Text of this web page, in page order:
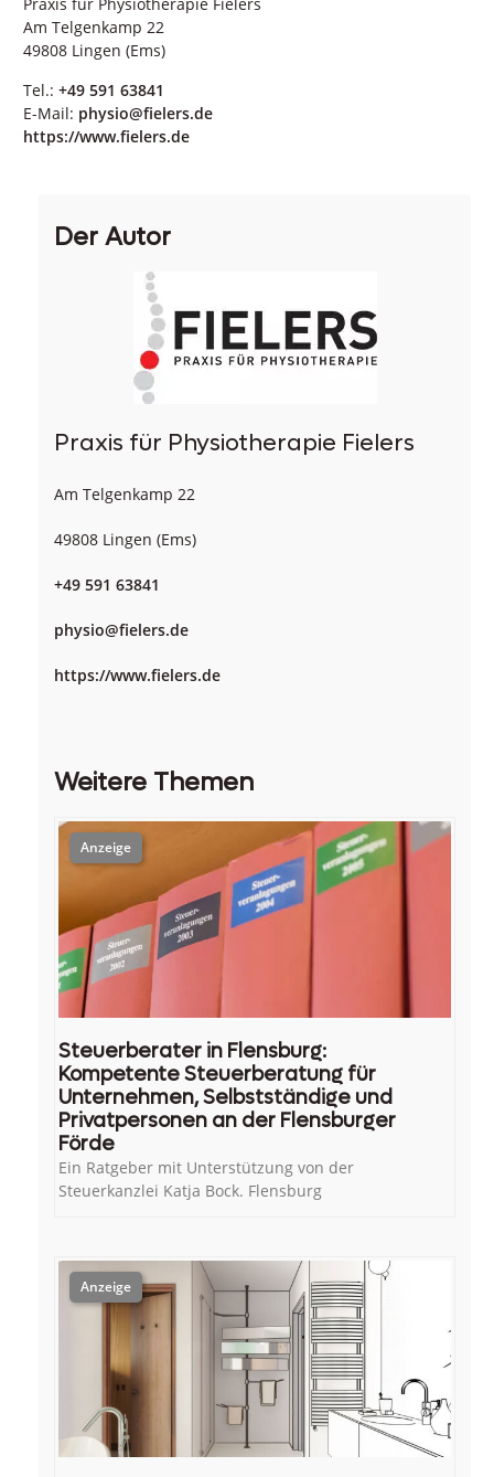
Am Telgenkamp 22
49808 Lingen (Ems)
Tel.: +49 591 63841
E-Mail: physio@fielers.de
https://www.fielers.de
Der Autor
Praxis für Physiotherapie Fielers
Am Telgenkamp 22
49808 Lingen (Ems)
+49 591 63841
physio@fielers.de
https://www.fielers.de
Weitere Themen
Steuerberater in Flensburg:
Kompetente Steuerberatung für
Unternehmen, Selbstständige und
Privatpersonen an der Flensburger
Förde
Ein Ratgeber mit Unterstützung von der
Steuerkanzlei Katja Bock. Flensburg